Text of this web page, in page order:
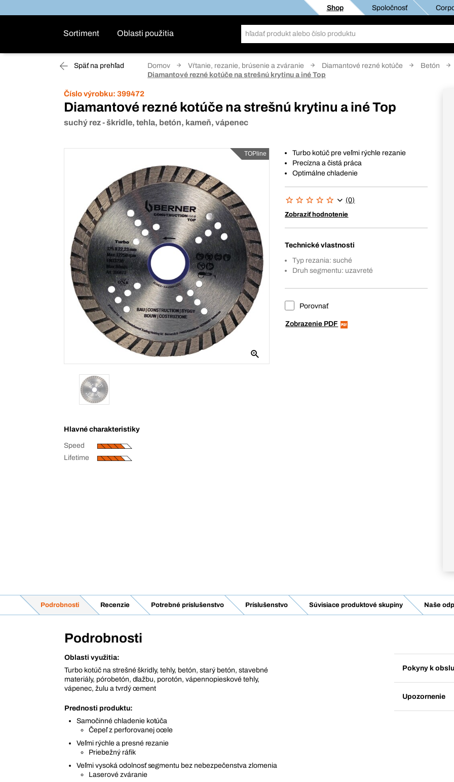
Shop Spoločnosť
Sortiment Oblasti použitia
Späť na prehľad Domov Vŕtanie, rezanie, brúsenie a zváranie Diamantové rezné kotúče
Betón
Diamantové rezné kotúče na strešnú krytinu a iné Top
Číslo výrobku: 399472
Diamantové rezné kotúče na strešnú krytinu a iné Top
suchý rez - škridle, tehla, betón, kameň, vápenec
TOPline
Hlavné charakteristiky
Speed
Lifetime
Turbo kotúč pre veľmi rýchle rezanie
Precízna a čistá práca
Optimálne chladenie
(0)
Zobraziť hodnotenie
Technické vlastnosti
Typ rezania: suché
Druh segmentu: uzavreté
Porovnať
Zobrazenie PDF
Podrobnosti Recenzie Potrebné príslušenstvo Príslušenstvo Súvisiace produktové skupiny Naše
Podrobnosti
Oblasti využitia:
Turbo kotúč na strešné škridly, tehly, betón, starý betón, stavebné
materiály, pórobetón, dlažbu, porotón, vápennopieskové tehly,
vápenec, žulu a tvrdý cement
Prednosti produktu:
Samočinné chladenie kotúča
Čepeľ z perforovanej ocele
Veľmi rýchle a presné rezanie
Priebežný ráfik
Veľmi vysoká odolnosť segmentu bez nebezpečenstva zlomenia
Laserové zváranie
Pokyny k
Upozornenie